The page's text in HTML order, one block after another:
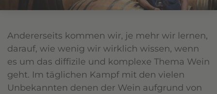
Andererseits kommen wir, je mehr wir lernen,
darauf, wie wenig wir wirklich wissen, wenn
es um das diffizile und komplexe Thema Wein
geht. Im täglichen Kampf mit den vielen
Unbekannten denen der Wein aufgrund von